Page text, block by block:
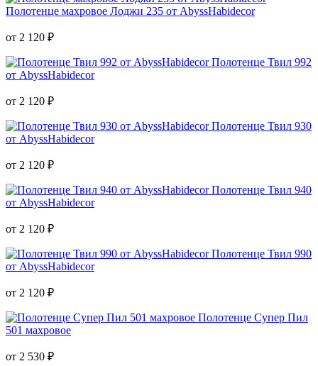
Полотенце махровое Лоджи 235 от AbyssHabidecor
от 2 120 ₽
Полотенце Твил 992
от AbyssHabidecor
от 2 120 ₽
Полотенце Твил 930
от AbyssHabidecor
от 2 120 ₽
Полотенце Твил 940
от AbyssHabidecor
от 2 120 ₽
Полотенце Твил 990
от AbyssHabidecor
от 2 120 ₽
Полотенце Супер Пил
501 махровое
от 2 530 ₽